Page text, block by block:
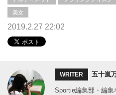
美女
2019.2.27 22:02
WRITER 五十嵐
Sportie編集部・編